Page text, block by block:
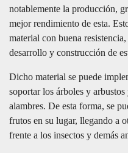
notablemente la producción,
mejor rendimiento de esta.
material con buena
desarrollo y construcción de
Dicho material se puede
soportar los árboles y
alambres. De esta forma, se
frutos en su lugar, llegando a
frente a los insectos y demás